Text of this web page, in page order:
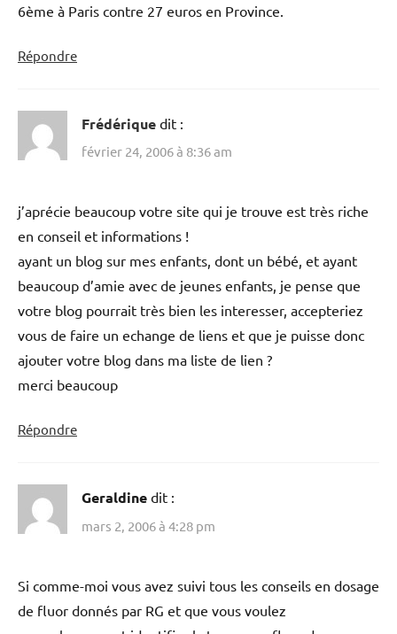
6ème à Paris contre 27 euros en Province.
Répondre
Frédérique dit :
février 24, 2006 à 8:36 am
j’aprécie beaucoup votre site qui je trouve est très riche
en conseil et informations !
ayant un blog sur mes enfants, dont un bébé, et ayant
beaucoup d’amie avec de jeunes enfants, je pense que
votre blog pourrait très bien les interesser, accepteriez
vous de faire un echange de liens et que je puisse donc
ajouter votre blog dans ma liste de lien ?
merci beaucoup
Répondre
Geraldine dit :
mars 2, 2006 à 4:28 pm
Si comme-moi vous avez suivi tous les conseils en dosage
de fluor donnés par RG et que vous voulez